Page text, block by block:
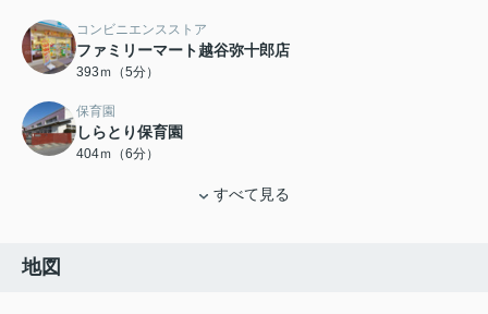
コンビニエンスストア
ファミリーマート越谷弥十郎店
393ｍ（5分）
保育園
しらとり保育園
404ｍ（6分）
すべて見る
地図